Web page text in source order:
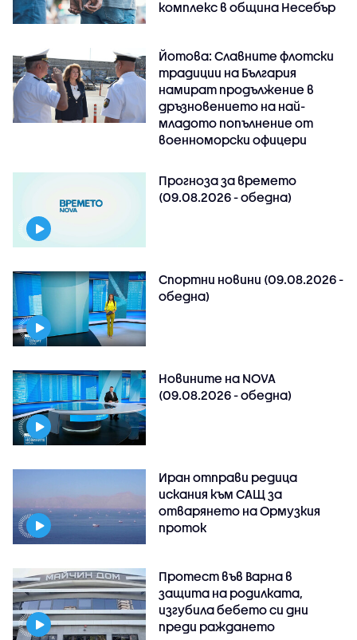
комплекс в община Несебър
Йотова: Славните флотски
традиции на България
намират продължение в
дръзновението на най-
младото попълнение от
военноморски офицери
Прогноза за времето
(09.08.2026 - обедна)
Спортни новини (09.08.2026 -
обедна)
Новините на NOVA
(09.08.2026 - обедна)
Иран отправи редица
искания към САЩ за
отварянето на Ормузкия
проток
Протест във Варна в
защита на родилката,
изгубила бебето си дни
преди раждането